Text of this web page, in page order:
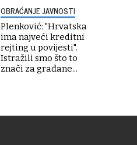
OBRAĆANJE JAVNOSTI
Plenković: "Hrvatska
ima najveći kreditni
rejting u povijesti".
Istražili smo što to
znači za građane...